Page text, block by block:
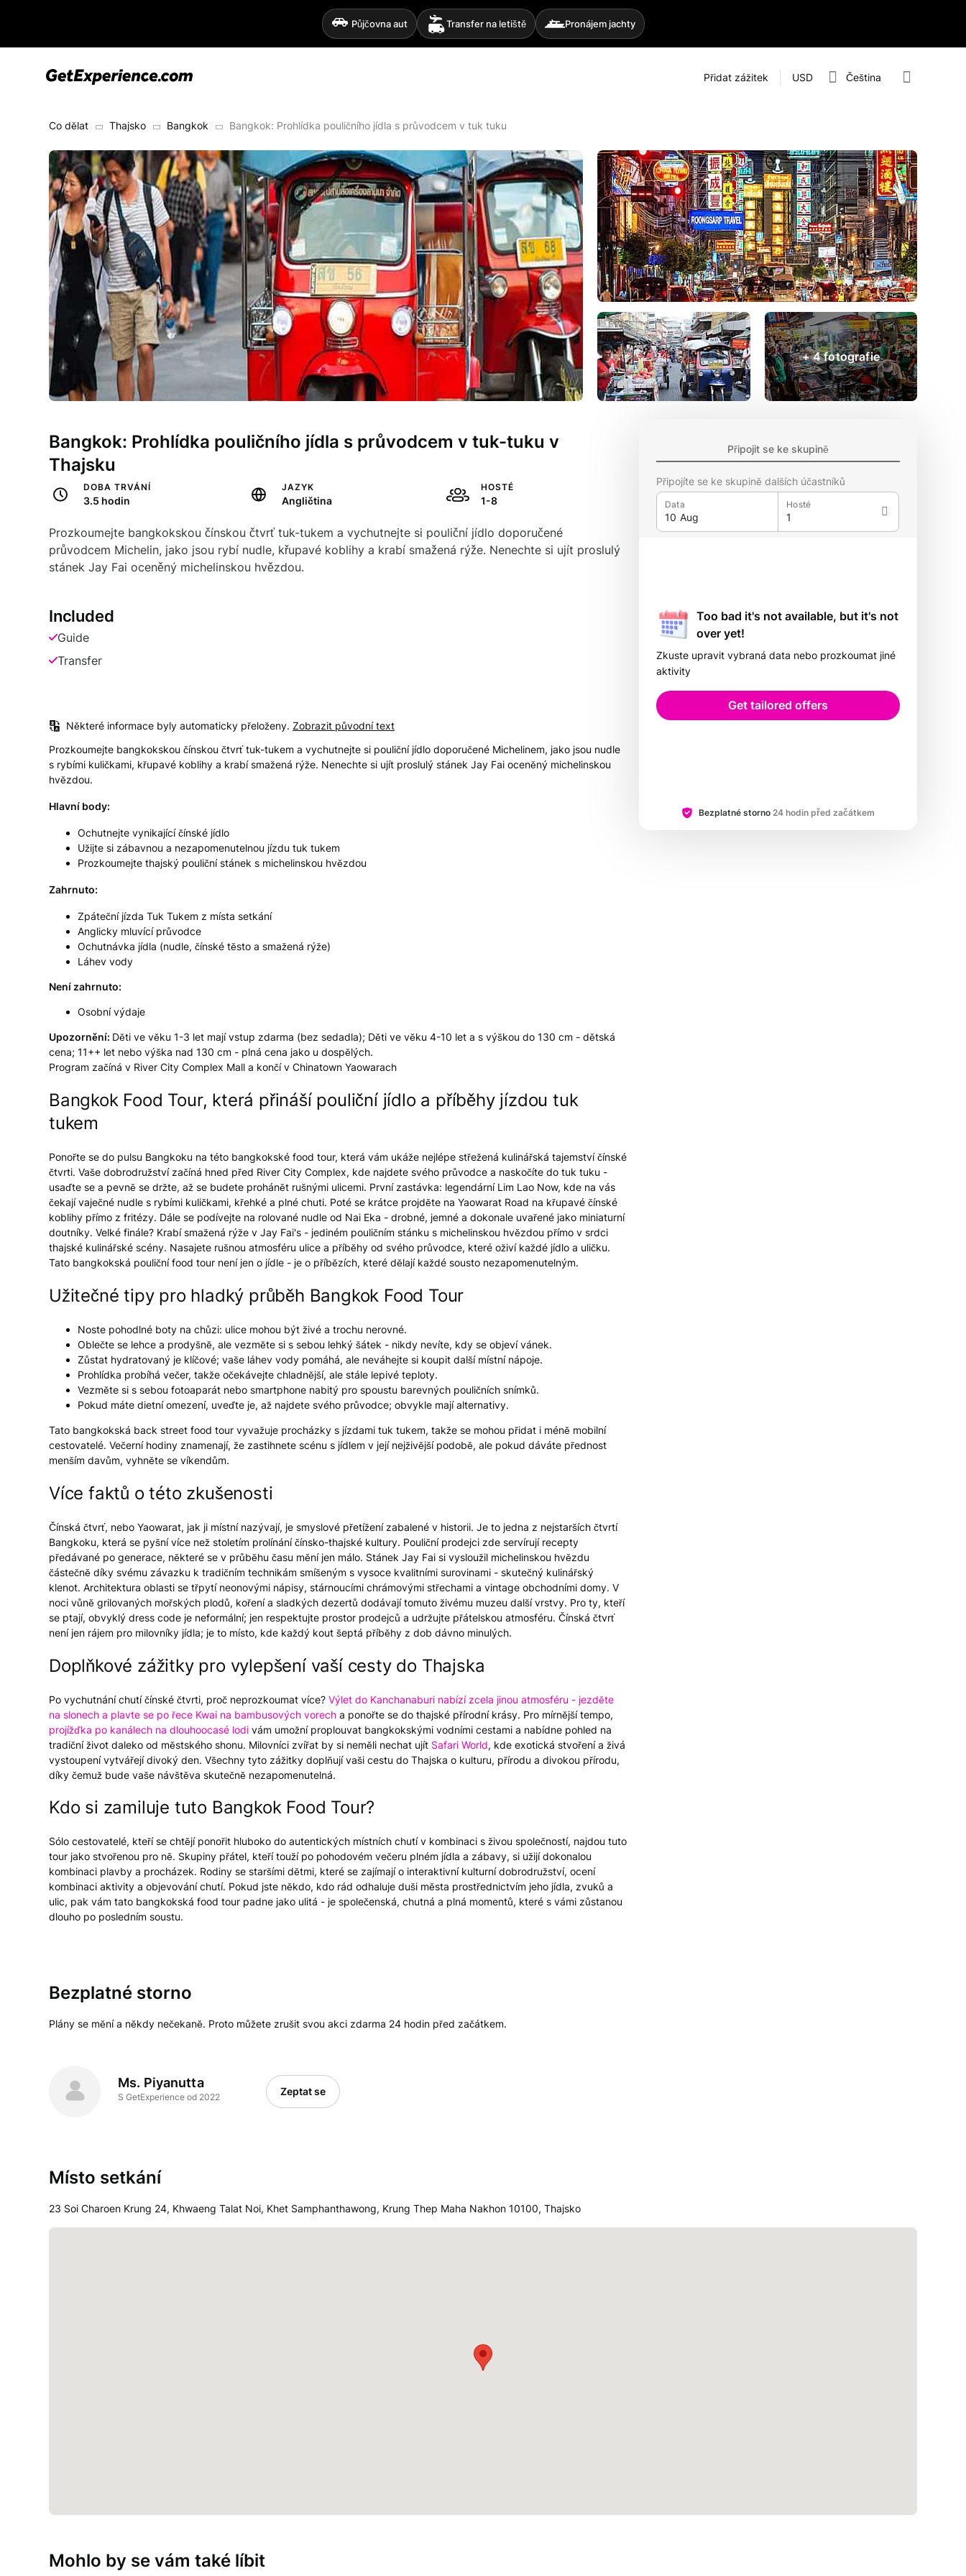
Půjčovna aut Transfer na letiště Pronájem jachty
Přidat zážitek USD Čeština
Co dělat Thajsko Bangkok Bangkok: Prohlídka pouličního jídla s průvodcem v tuk tuku
+ 4 fotografie
Bangkok: Prohlídka pouličního jídla s průvodcem v tuk-tuku v
Thajsku
DOBA TRVÁNÍ
3.5 hodin
JAZYK
Angličtina
HOSTÉ
1-8
Prozkoumejte bangkokskou čínskou čtvrť tuk-tukem a vychutnejte si pouliční jídlo doporučené
průvodcem Michelin, jako jsou rybí nudle, křupavé koblihy a krabí smažená rýže. Nenechte si ujít proslulý
stánek Jay Fai oceněný michelinskou hvězdou.
Included
Guide
Transfer
Některé informace byly automaticky přeloženy. Zobrazit původní text
Prozkoumejte bangkokskou čínskou čtvrť tuk-tukem a vychutnejte si pouliční jídlo doporučené Michelinem, jako jsou nudle
s rybími kuličkami, křupavé koblihy a krabí smažená rýže. Nenechte si ujít proslulý stánek Jay Fai oceněný michelinskou
hvězdou.
Hlavní body:
Ochutnejte vynikající čínské jídlo
Užijte si zábavnou a nezapomenutelnou jízdu tuk tukem
Prozkoumejte thajský pouliční stánek s michelinskou hvězdou
Zahrnuto:
Zpáteční jízda Tuk Tukem z místa setkání
Anglicky mluvící průvodce
Ochutnávka jídla (nudle, čínské těsto a smažená rýže)
Láhev vody
Není zahrnuto:
Osobní výdaje
Upozornění: Děti ve věku 1-3 let mají vstup zdarma (bez sedadla); Děti ve věku 4-10 let a s výškou do 130 cm - dětská
cena; 11++ let nebo výška nad 130 cm - plná cena jako u dospělých.
Program začíná v River City Complex Mall a končí v Chinatown Yaowarach
Bangkok Food Tour, která přináší pouliční jídlo a příběhy jízdou tuk
tukem
Ponořte se do pulsu Bangkoku na této bangkokské food tour, která vám ukáže nejlépe střežená kulinářská tajemství čínské
čtvrti. Vaše dobrodružství začíná hned před River City Complex, kde najdete svého průvodce a naskočíte do tuk tuku -
usaďte se a pevně se držte, až se budete prohánět rušnými ulicemi. První zastávka: legendární Lim Lao Now, kde na vás
čekají vaječné nudle s rybími kuličkami, křehké a plné chuti. Poté se krátce projděte na Yaowarat Road na křupavé čínské
koblihy přímo z fritézy. Dále se podívejte na rolované nudle od Nai Eka - drobné, jemné a dokonale uvařené jako miniaturní
doutníky. Velké finále? Krabí smažená rýže v Jay Fai's - jediném pouličním stánku s michelinskou hvězdou přímo v srdci
thajské kulinářské scény. Nasajete rušnou atmosféru ulice a příběhy od svého průvodce, které oživí každé jídlo a uličku.
Tato bangkokská pouliční food tour není jen o jídle - je o příbězích, které dělají každé sousto nezapomenutelným.
Užitečné tipy pro hladký průběh Bangkok Food Tour
Noste pohodlné boty na chůzi: ulice mohou být živé a trochu nerovné.
Oblečte se lehce a prodyšně, ale vezměte si s sebou lehký šátek - nikdy nevíte, kdy se objeví vánek.
Zůstat hydratovaný je klíčové; vaše láhev vody pomáhá, ale neváhejte si koupit další místní nápoje.
Prohlídka probíhá večer, takže očekávejte chladnější, ale stále lepivé teploty.
Vezměte si s sebou fotoaparát nebo smartphone nabitý pro spoustu barevných pouličních snímků.
Pokud máte dietní omezení, uveďte je, až najdete svého průvodce; obvykle mají alternativy.
Tato bangkokská back street food tour vyvažuje procházky s jízdami tuk tukem, takže se mohou přidat i méně mobilní
cestovatelé. Večerní hodiny znamenají, že zastihnete scénu s jídlem v její nejživější podobě, ale pokud dáváte přednost
menším davům, vyhněte se víkendům.
Více faktů o této zkušenosti
Čínská čtvrť, nebo Yaowarat, jak ji místní nazývají, je smyslové přetížení zabalené v historii. Je to jedna z nejstarších čtvrtí
Bangkoku, která se pyšní více než stoletím prolínání čínsko-thajské kultury. Pouliční prodejci zde servírují recepty
předávané po generace, některé se v průběhu času mění jen málo. Stánek Jay Fai si vysloužil michelinskou hvězdu
částečně díky svému závazku k tradičním technikám smíšeným s vysoce kvalitními surovinami - skutečný kulinářský
klenot. Architektura oblasti se třpytí neonovými nápisy, stárnoucími chrámovými střechami a vintage obchodními domy. V
noci vůně grilovaných mořských plodů, koření a sladkých dezertů dodávají tomuto živému muzeu další vrstvy. Pro ty, kteří
se ptají, obvyklý dress code je neformální; jen respektujte prostor prodejců a udržujte přátelskou atmosféru. Čínská čtvrť
není jen rájem pro milovníky jídla; je to místo, kde každý kout šeptá příběhy z dob dávno minulých.
Doplňkové zážitky pro vylepšení vaší cesty do Thajska
Po vychutnání chutí čínské čtvrti, proč neprozkoumat více? Výlet do Kanchanaburi nabízí zcela jinou atmosféru - jezděte
na slonech a plavte se po řece Kwai na bambusových vorech a ponořte se do thajské přírodní krásy. Pro mírnější tempo,
projížďka po kanálech na dlouhoocasé lodi vám umožní proplouvat bangkokskými vodními cestami a nabídne pohled na
tradiční život daleko od městského shonu. Milovníci zvířat by si neměli nechat ujít Safari World, kde exotická stvoření a živá
vystoupení vytvářejí divoký den. Všechny tyto zážitky doplňují vaši cestu do Thajska o kulturu, přírodu a divokou přírodu,
díky čemuž bude vaše návštěva skutečně nezapomenutelná.
Kdo si zamiluje tuto Bangkok Food Tour?
Sólo cestovatelé, kteří se chtějí ponořit hluboko do autentických místních chutí v kombinaci s živou společností, najdou tuto
tour jako stvořenou pro ně. Skupiny přátel, kteří touží po pohodovém večeru plném jídla a zábavy, si užijí dokonalou
kombinaci plavby a procházek. Rodiny se staršími dětmi, které se zajímají o interaktivní kulturní dobrodružství, ocení
kombinaci aktivity a objevování chutí. Pokud jste někdo, kdo rád odhaluje duši města prostřednictvím jeho jídla, zvuků a
ulic, pak vám tato bangkokská food tour padne jako ulitá - je společenská, chutná a plná momentů, které s vámi zůstanou
dlouho po posledním soustu.
Bezplatné storno
Plány se mění a někdy nečekaně. Proto můžete zrušit svou akci zdarma 24 hodin před začátkem.
Ms. Piyanutta
S GetExperience od 2022 Zeptat se
Připojit se ke skupině
Připojíte se ke skupině dalších účastníků
Data Hosté
Too bad it's not available, but it's not
over yet!
Zkuste upravit vybraná data nebo prozkoumat jiné
aktivity
Get tailored offers
Bezplatné storno24 hodin před začátkem
Místo setkání
23 Soi Charoen Krung 24, Khwaeng Talat Noi, Khet Samphanthawong, Krung Thep Maha Nakhon 10100, Thajsko
Mohlo by se vám také líbit